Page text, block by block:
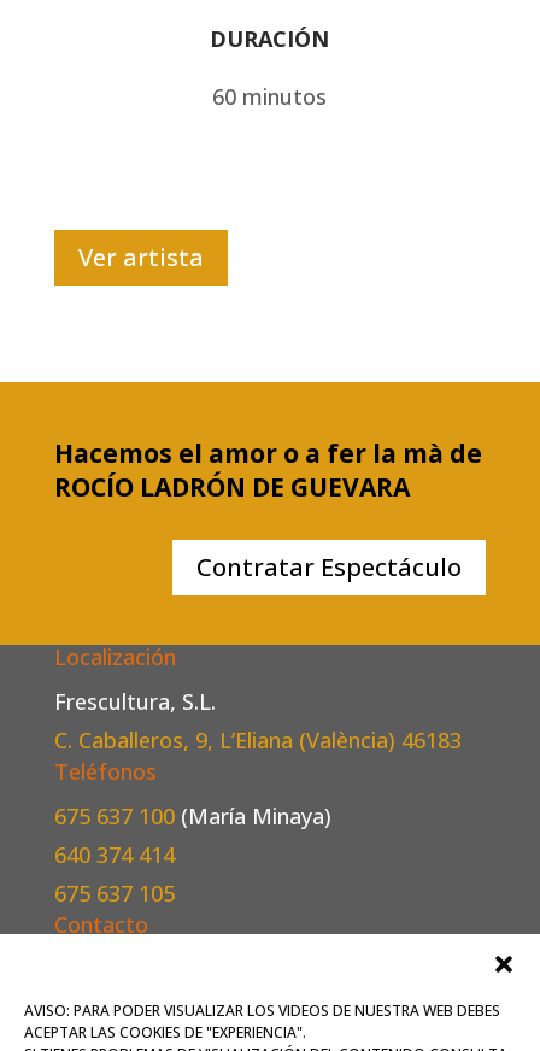
AVISO: PARA PODER VISUALIZAR LOS VIDEOS DE NUESTRA WEB DEBES
ACEPTAR LAS COOKIES DE "EXPERIENCIA".
DURACIÓN
60 minutos
Ver artista
Hacemos el amor o a fer la mà de
ROCÍO LADRÓN DE GUEVARA
Contratar Espectáculo
Localización
Frescultura, S.L.
C. Caballeros, 9, L’Eliana (València) 46183
Teléfonos
675 637 100 (María Minaya)
640 374 414
675 637 105
Contacto
oficina@frescultura.es.